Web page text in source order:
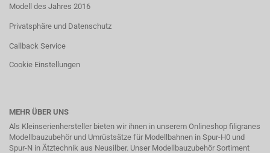
Modell des Jahres 2016
Privatsphäre und Datenschutz
Callback Service
Cookie Einstellungen
MEHR ÜBER UNS
Als Kleinserienhersteller bieten wir ihnen in unserem Onlineshop filigranes
Modellbauzubehör und Umrüstsätze für Modellbahnen in Spur-H0 und
Spur-N in Ätztechnik aus Neusilber. Unser Modellbauzubehör Sortiment